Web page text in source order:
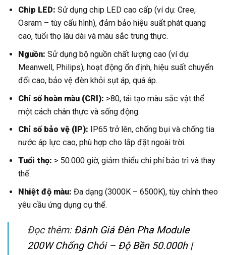
Chip LED: Sử dụng chip LED cao cấp (ví dụ: Cree,
Osram – tùy cấu hình), đảm bảo hiệu suất phát quang
cao, tuổi thọ lâu dài và màu sắc trung thực.
Nguồn: Sử dụng bộ nguồn chất lượng cao (ví dụ:
Meanwell, Philips), hoạt động ổn định, hiệu suất chuyển
đổi cao, bảo vệ đèn khỏi sụt áp, quá áp.
Chỉ số hoàn màu (CRI): >80, tái tạo màu sắc vật thể
một cách chân thực và sống động.
Chỉ số bảo vệ (IP): IP65 trở lên, chống bụi và chống tia
nước áp lực cao, phù hợp cho lắp đặt ngoài trời.
Tuổi thọ: > 50.000 giờ, giảm thiểu chi phí bảo trì và thay
thế.
Nhiệt độ màu: Đa dạng (3000K – 6500K), tùy chỉnh theo
yêu cầu ứng dụng cụ thể.
Đọc thêm: Đánh Giá Đèn Pha Module
200W Chống Chói – Độ Bền 50.000h |